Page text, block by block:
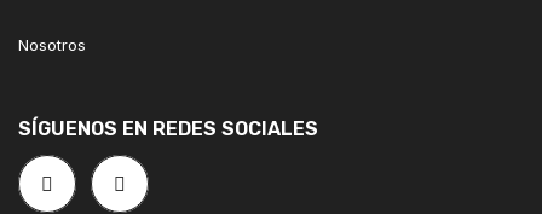
Nosotros
SÍGUENOS EN REDES SOCIALES